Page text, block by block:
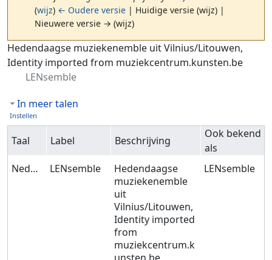
(wijz) ← Oudere versie | Huidige versie (wijz) |
Nieuwere versie → (wijz)
Ga naar:navigatie,zoeken
Hedendaagse muziekenemble uit Vilnius/Litouwen,
Identity imported from muziekcentrum.kunsten.be
LENsemble
In meer talen
Instellen
Taal Label Beschrijving
Ook bekend
als
Nederlands
LENsemble
Hedendaagse
muziekenemble
uit
Vilnius/Litouwen,
Identity imported
from
muziekcentrum.k
LENsemble